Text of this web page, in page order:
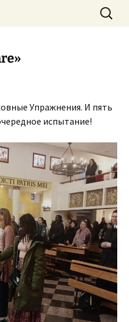
Найти:
Упражнения. И пять
испытание!